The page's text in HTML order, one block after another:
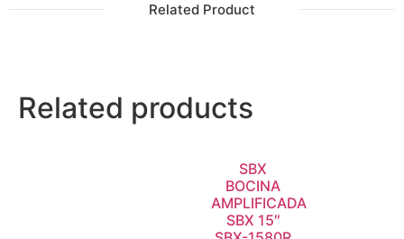
Related Product
Related products
SBX
BOCINA
AMPLIFICADA
SBX 15″